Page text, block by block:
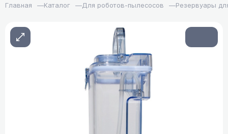
Главная —Каталог —Для роботов-пылесосов —Резервуары